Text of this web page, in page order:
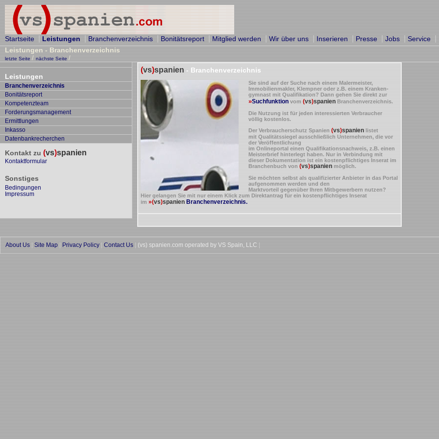
Startseite Leistungen Branchenverzeichnis Bonitätsreport Mitglied werden Wir über uns Inserieren Presse Jobs Service
Leistungen - Branchenverzeichnis
letzte Seite / nächste Seite /
Leistungen
Branchenverzeichnis
Bonitätsreport
Kompetenzteam
Forderungsmanagement
Ermittlungen
Inkasso
Datenbankrecherchen
Kontakt zu (vs)spanien
Kontaktformular
Sonstiges
Bedingungen
Impressum
(vs)spanien - Branchenverzeichnis
Sie sind auf der Suche nach einem Malermeister,
Immobilienmakler, Klempner oder z.B. einem Kranken-
gymnast mit Qualifikation? Dann gehen Sie direkt zur
»Suchfunktionvom (vs)spanienBranchenverzeichnis.
Die Nutzung ist für jeden interessierten Verbraucher
völlig kostenlos.
Der Verbraucherschutz Spanien (vs)spanien listet
mit Qualitätssiegel ausschließlich Unternehmen, die vor
der Veröffentlichung
im Onlineportal einen Qualifikationsnachweis, z.B. einen
Meisterbrief hinterlegt haben. Nur in Verbindung mit
dieser Dokumentation ist ein kostenpflichtiges Inserat im
Branchenbuch von (vs)spanienmöglich.
Sie möchten selbst als qualifizierter Anbieter in das Portal
aufgenommen werden und den
Marktvorteil gegenüber Ihren Mitbgewerbern nutzen?
Hier gelangen Sie mit nur einem Klick zum Direktantrag für ein kostenpflichtiges Inserat
im »(vs)spanienBranchenverzeichnis.
About Us Site Map Privacy Policy Contact Us (vs) spanien.com operated by VS Spain, LLC